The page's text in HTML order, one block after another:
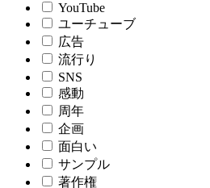
YouTube
ユーチューブ
広告
流行り
SNS
感動
周年
企画
面白い
サンプル
著作権